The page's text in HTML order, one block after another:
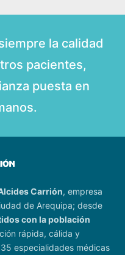
la calidad
pacientes,
puesta en
Carrión, empresa
de Arequipa; desde
con la población
rápida, cálida y
especialidades médicas